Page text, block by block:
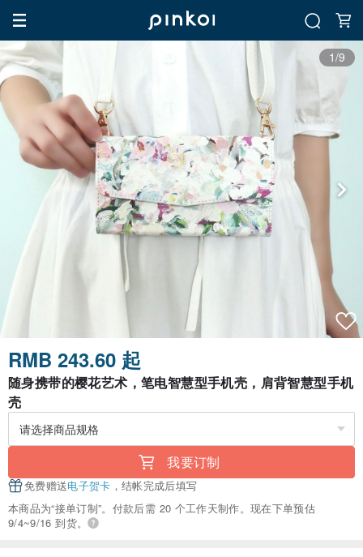
1/9
RMB 243.60 起
随身携带的樱花艺术，笔电智慧型手机壳，肩背智慧型手机
壳
我要订制
免费赠送电子贺卡 ，结帐完成后填写
本商品为“接单订制”。付款后需 20 个工作天制作。现在下单预估
9/4~9/16 到货。